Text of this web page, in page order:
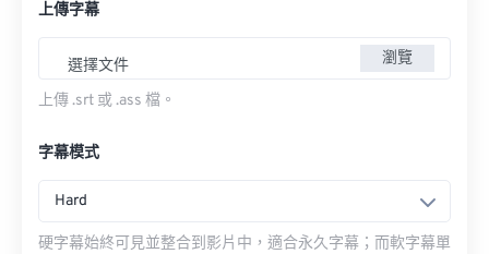
上傳字幕
選擇文件 瀏覽
上傳 .srt 或 .ass 檔。
字幕模式
Hard
硬字幕始終可見並整合到影片中，適合永久字幕；而軟字幕單